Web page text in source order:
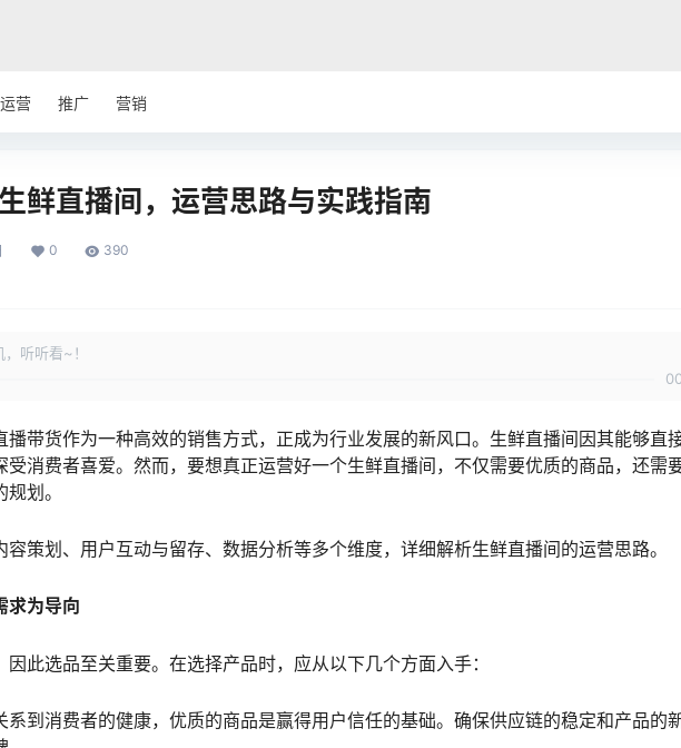
运营 推广 营销
鲜直播间，运营思路与实践指南
0 390
听听看~！
播带货作为一种高效的销售方式，正成为行业发展的新风口。生鲜直播间因其能够直
消费者喜爱。然而，要想真正运营好一个生鲜直播间，不仅需要优质的商品，还需
划。
策划、用户互动与留存、数据分析等多个维度，详细解析生鲜直播间的运营思路。
求为导向
此选品至关重要。在选择产品时，应从以下几个方面入手：
系到消费者的健康，优质的商品是赢得用户信任的基础。确保供应链的稳定和产品的